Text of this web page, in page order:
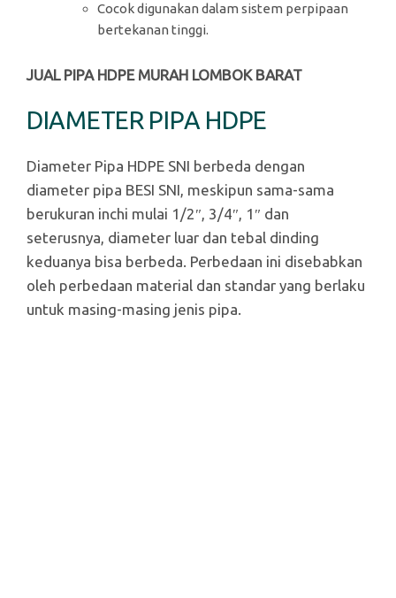
Cocok digunakan dalam sistem perpipaan
bertekanan tinggi.
JUAL PIPA HDPE MURAH LOMBOK BARAT
DIAMETER PIPA HDPE
Diameter Pipa HDPE SNI berbeda dengan
diameter pipa BESI SNI, meskipun sama-sama
berukuran inchi mulai 1/2″, 3/4″, 1″ dan
seterusnya, diameter luar dan tebal dinding
keduanya bisa berbeda. Perbedaan ini disebabkan
oleh perbedaan material dan standar yang berlaku
untuk masing-masing jenis pipa.